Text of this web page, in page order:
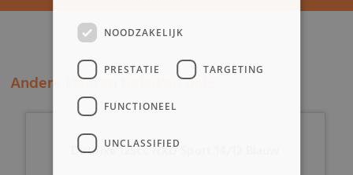
Andere klanten bekeken ook:
Dirtbike 125cc NXD Sport 14/12 Blauw
NOODZAKELIJK
PRESTATIE TARGETING
FUNCTIONEEL
UNCLASSIFIED